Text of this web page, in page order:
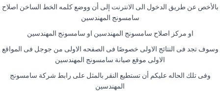
بالأخص عن طريق الدخول الى الانترنت إلى أن ووضع كلمه الخط الساخن اصلاح
سامسونج المهندسين
او مركز اصلاح سامسونج المهندسين او سامسونج المهندسين
وسوف تجد فى النتائج الاولى خصوصًا فى الصفحه الاولى من جوجل فى المواقع
الاولى موقع صيانة سامسونج المهندسين
وفى تلك الحاله عليكم أن تستطيع النقر بالمثل على رابط شركة سامسونج
المهندسين